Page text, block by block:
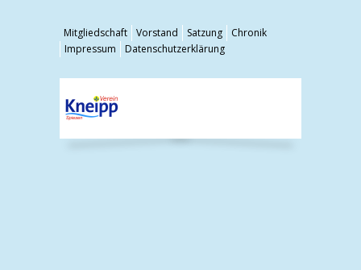
Mitgliedschaft Vorstand Satzung
Chronik
Impressum
Datenschutzerklärung